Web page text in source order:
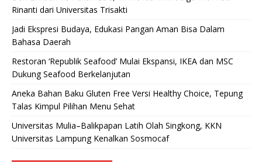
Rinanti dari Universitas Trisakti
Jadi Ekspresi Budaya, Edukasi Pangan Aman Bisa Dalam
Bahasa Daerah
Restoran ‘Republik Seafood’ Mulai Ekspansi, IKEA dan MSC
Dukung Seafood Berkelanjutan
Aneka Bahan Baku Gluten Free Versi Healthy Choice, Tepung
Talas Kimpul Pilihan Menu Sehat
Universitas Mulia–Balikpapan Latih Olah Singkong, KKN
Universitas Lampung Kenalkan Sosmocaf